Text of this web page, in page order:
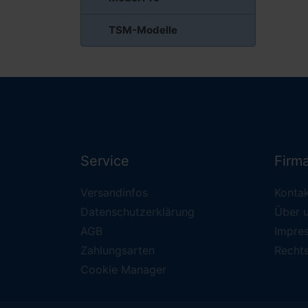
TSM-Modelle
Service
Versandinfos
Datenschutzerklärung
AGB
Zahlungsarten
Cookie Manager
Über